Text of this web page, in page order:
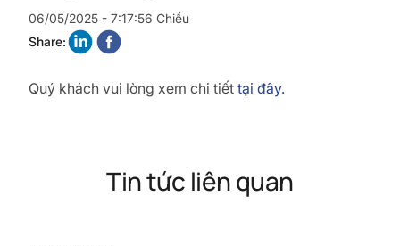
06/05/2025 - 7:17:56 Chiều
Share:
Quý khách vui lòng xem chi tiết tại đây.
Tin tức liên quan